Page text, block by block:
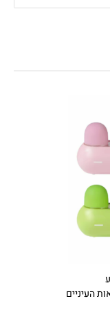
העיניים